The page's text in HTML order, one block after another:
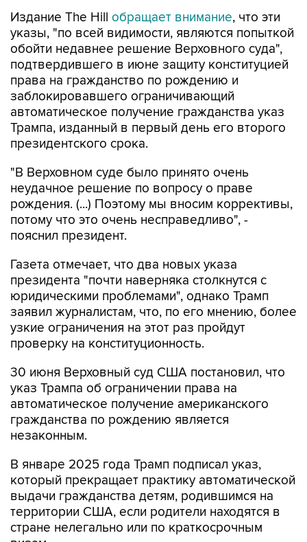
Издание The Hill обращает внимание, что эти
указы, "по всей видимости, являются попыткой
обойти недавнее решение Верховного суда",
подтвердившего в июне защиту конституцией
права на гражданство по рождению и
заблокировавшего ограничивающий
автоматическое получение гражданства указ
Трампа, изданный в первый день его второго
президентского срока.
"В Верховном суде было принято очень
неудачное решение по вопросу о праве
рождения. (...) Поэтому мы вносим коррективы,
потому что это очень несправедливо", -
пояснил президент.
Газета отмечает, что два новых указа
президента "почти наверняка столкнутся с
юридическими проблемами", однако Трамп
заявил журналистам, что, по его мнению, более
узкие ограничения на этот раз пройдут
проверку на конституционность.
30 июня Верховный суд США постановил, что
указ Трампа об ограничении права на
автоматическое получение американского
гражданства по рождению является
незаконным.
В январе 2025 года Трамп подписал указ,
который прекращает практику автоматической
выдачи гражданства детям, родившимся на
территории США, если родители находятся в
стране нелегально или по краткосрочным